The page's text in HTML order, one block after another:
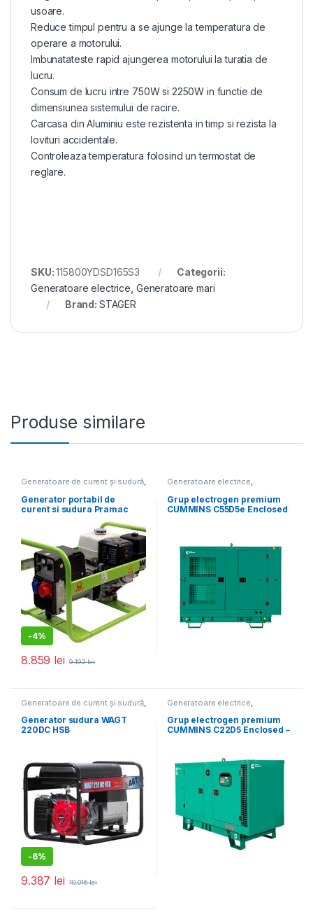
usoare.
Reduce timpul pentru a se ajunge la temperatura de
operare a motorului.
Imbunatateste rapid ajungerea motorului la turatia de
lucru.
Consum de lucru intre 750W si 2250W in functie de
dimensiunea sistemului de racire.
Carcasa din Aluminiu este rezistenta in timp si rezista la
lovituri accidentale.
Controleaza temperatura folosind un termostat de
reglare.
SKU:115800YDSD165S3
Categorii:
Generatoare electrice Generatoare mari
Brand: STAGER
Produse similare
Generatoare de curent și sudură,
Generator portabil de
curent si sudura Pramac
curent sudura 40-220 A
-4%
8.859 lei 9.192lei
Generatoare electrice,
Grup electrogen premium
CUMMINS C55D5e Enclosed
Generatoare de curent și sudură,
Generator sudura WAGT
220DC HSB
-6%
9.387 lei 10.016lei
Generatoare electrice
Grup electrogen premium
CUMMINS C22D5 Enclosed –